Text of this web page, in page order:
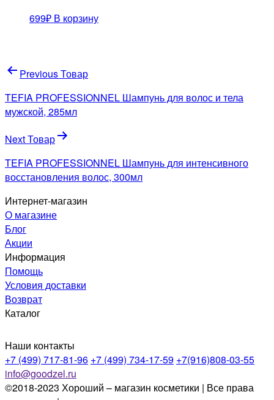
699₽ В корзину
Навигация
по
записям
Previous Товар
TEFIA PROFESSIONNEL Шампунь для волос и тела
мужской, 285мл
Next Товар
TEFIA PROFESSIONNEL Шампунь для интенсивного
восстановления волос, 300мл
Интернет-магазин
О магазине
Блог
Акции
Информация
Помощь
Условия доставки
Возврат
Каталог
Наши контакты
+7 (499) 717-81-96 +7 (499) 734-17-59 +7(916)808-03-55
info@goodzel.ru
©2018-2023 Хороший – магазин косметики | Все права